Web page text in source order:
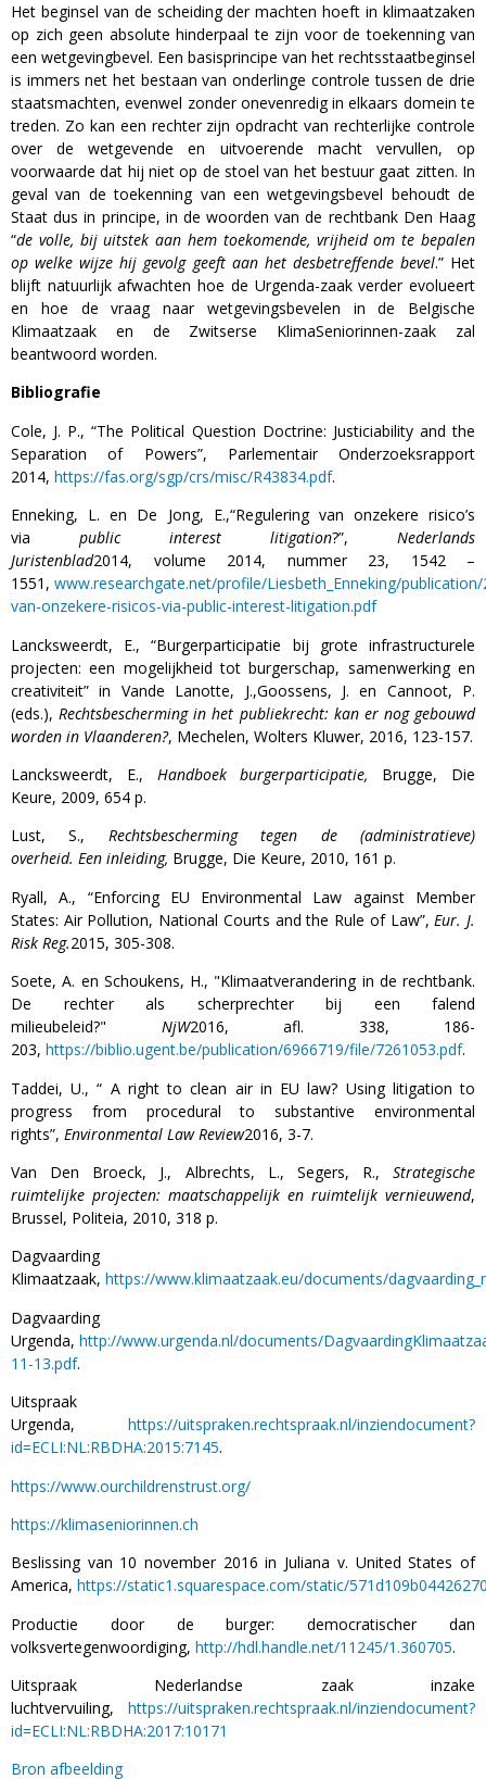
Het beginsel van de scheiding der machten hoeft in klimaatzaken
op zich geen absolute hinderpaal te zijn voor de toekenning van
een wetgevingbevel. Een basisprincipe van het rechtsstaatbeginsel
is immers net het bestaan van onderlinge controle tussen de drie
staatsmachten, evenwel zonder onevenredig in elkaars domein te
treden. Zo kan een rechter zijn opdracht van rechterlijke controle
over de wetgevende en uitvoerende macht vervullen, op
voorwaarde dat hij niet op de stoel van het bestuur gaat zitten. In
geval van de toekenning van een wetgevingsbevel behoudt de
Staat dus in principe, in de woorden van de rechtbank Den Haag
“de volle, bij uitstek aan hem toekomende, vrijheid om te bepalen
op welke wijze hij gevolg geeft aan het desbetreffende bevel.” Het
blijft natuurlijk afwachten hoe de Urgenda-zaak verder evolueert
en hoe de vraag naar wetgevingsbevelen in de Belgische
Klimaatzaak en de Zwitserse KlimaSeniorinnen-zaak zal
beantwoord worden.
Bibliografie
Cole, J. P., “The Political Question Doctrine: Justiciability and the
Separation of Powers”, Parlementair Onderzoeksrapport
2014, https://fas.org/sgp/crs/misc/R43834.pdf.
Enneking, L. en De Jong, E.,“Regulering van onzekere risico’s
via public interest litigation?”, Nederlands
Juristenblad2014, volume 2014, nummer 23, 1542 –
1551, www.researchgate.net/profile/Liesbeth_Enneking/
van-onzekere-risicos-via-public-interest-litigation.pdf
Lancksweerdt, E., “Burgerparticipatie bij grote infrastructurele
projecten: een mogelijkheid tot burgerschap, samenwerking en
creativiteit” in Vande Lanotte, J.,Goossens, J. en Cannoot, P.
(eds.), Rechtsbescherming in het publiekrecht: kan er nog gebouwd
worden in Vlaanderen?, Mechelen, Wolters Kluwer, 2016, 123-157.
Lancksweerdt, E., Handboek burgerparticipatie, Brugge, Die
Keure, 2009, 654 p.
Lust, S., Rechtsbescherming tegen de (administratieve)
overheid. Een inleiding, Brugge, Die Keure, 2010, 161 p.
Ryall, A., “Enforcing EU Environmental Law against Member
States: Air Pollution, National Courts and the Rule of Law”, Eur. J.
Risk Reg.2015, 305-308.
Soete, A. en Schoukens, H., "Klimaatverandering in de rechtbank.
De rechter als scherprechter bij een falend
milieubeleid?" NjW2016, afl. 338, 186-
203, https://biblio.ugent.be/publication/6966719/file/7261053.pdf.
Taddei, U., “ A right to clean air in EU law? Using litigation to
progress from procedural to substantive environmental
rights”, Environmental Law Review2016, 3-7.
Van Den Broeck, J., Albrechts, L., Segers, R., Strategische
ruimtelijke projecten: maatschappelijk en ruimtelijk vernieuwend,
Brussel, Politeia, 2010, 318 p.
Dagvaarding
Klimaatzaak, https://www.klimaatzaak.eu/documents/
Dagvaarding
Urgenda, http://www.urgenda.nl/documents/
11-13.pdf.
Uitspraak
Urgenda, https://uitspraken.rechtspraak.nl/inziendocument?
id=ECLI:NL:RBDHA:2015:7145.
https://www.ourchildrenstrust.org/
https://klimaseniorinnen.ch
Beslissing van 10 november 2016 in Juliana v. United States of
America, https://static1.squarespace.com/static/
Productie door de burger: democratischer dan
volksvertegenwoordiging, http://hdl.handle.net/11245/1.360705.
Uitspraak Nederlandse zaak inzake
luchtvervuiling, https://uitspraken.rechtspraak.nl/inziendocument?
id=ECLI:NL:RBDHA:2017:10171
Bron afbeelding